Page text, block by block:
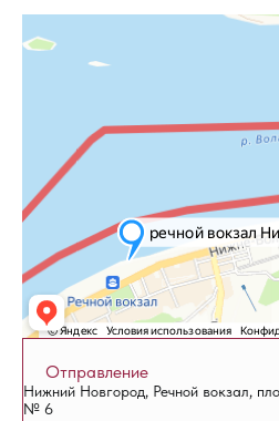
Отправление
Нижний Новгород, Речной вокзал,
№ 6